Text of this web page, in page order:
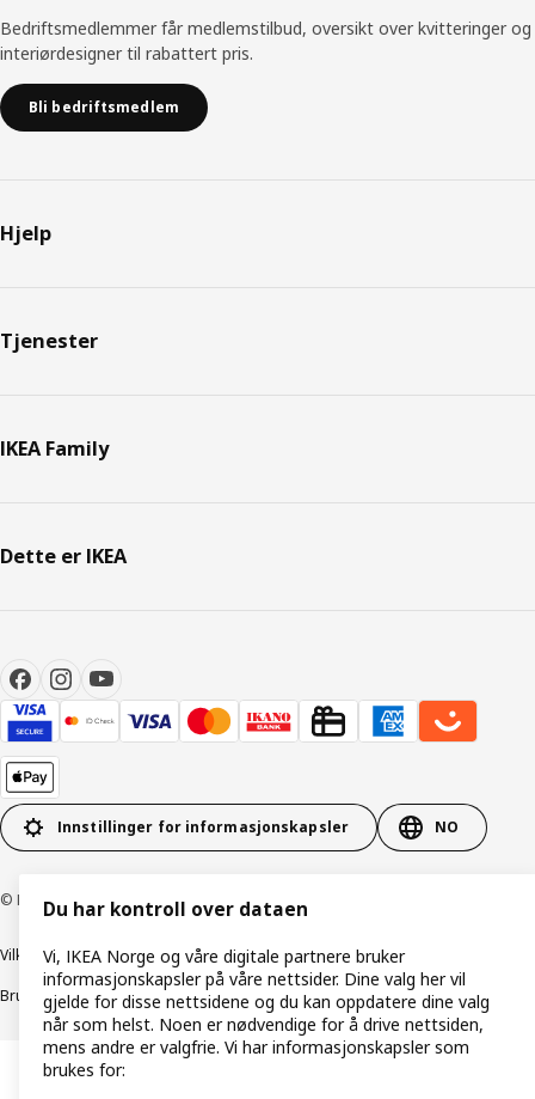
Bedriftsmedlemmer får medlemstilbud, oversikt over kvitteringer og
interiørdesigner til rabattert pris.
Bli bedriftsmedlem
Hjelp
Tjenester
IKEA Family
Dette er IKEA
Innstillinger for informasjonskapsler NO
© Inter IKEA Systems B.V. 1999–2026
Vilkår og betingelserRetningslinjer for personvern
Bruk av informasjonskapsler (Cookies)Retningslinjer for ansvarlig avsløring
Du har kontroll over dataen
Vi, IKEA Norge og våre digitale partnere bruker
informasjonskapsler på våre nettsider. Dine valg her vil
gjelde for disse nettsidene og du kan oppdatere dine valg
når som helst. Noen er nødvendige for å drive nettsiden,
mens andre er valgfrie. Vi har informasjonskapsler som
brukes for: